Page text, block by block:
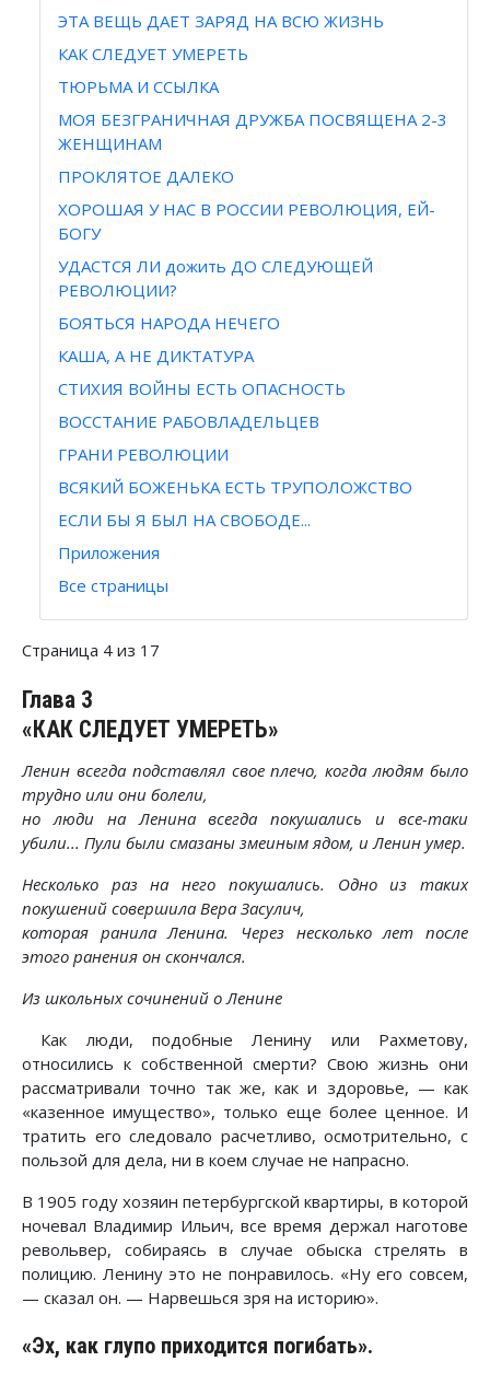
ЭТА ВЕЩЬ ДАЕТ ЗАРЯД НА ВСЮ ЖИЗНЬ
КАК СЛЕДУЕТ УМЕРЕТЬ
ТЮРЬМА И ССЫЛКА
МОЯ БЕЗГРАНИЧНАЯ ДРУЖБА ПОСВЯЩЕНА 2-3
ЖЕНЩИНАМ
ПРОКЛЯТОЕ ДАЛЕКО
ХОРОШАЯ У НАС В РОССИИ РЕВОЛЮЦИЯ, ЕЙ-
БОГУ
УДАСТСЯ ЛИ дожить ДО СЛЕДУЮЩЕЙ
РЕВОЛЮЦИИ?
БОЯТЬСЯ НАРОДА НЕЧЕГО
КАША, А НЕ ДИКТАТУРА
СТИХИЯ ВОЙНЫ ЕСТЬ ОПАСНОСТЬ
ВОССТАНИЕ РАБОВЛАДЕЛЬЦЕВ
ГРАНИ РЕВОЛЮЦИИ
ВСЯКИЙ БОЖЕНЬКА ЕСТЬ ТРУПОЛОЖСТВО
ЕСЛИ БЫ Я БЫЛ НА СВОБОДЕ...
Приложения
Все страницы
Страница 4 из 17
Глава 3
«КАК СЛЕДУЕТ УМЕРЕТЬ»
Ленин всегда подставлял свое плечо, когда людям было
трудно или они болели,
но люди на Ленина всегда покушались и все-таки
убили... Пули были смазаны змеиным ядом, и Ленин умер.
Несколько раз на него покушались. Одно из таких
покушений совершила Вера Засулич,
которая ранила Ленина. Через несколько лет после
этого ранения он скончался.
Из школьных сочинений о Ленине
Как люди, подобные Ленину или Рахметову,
относились к собственной смерти? Свою жизнь они
рассматривали точно так же, как и здоровье, — как
«казенное имущество», только еще более ценное. И
тратить его следовало расчетливо, осмотрительно, с
пользой для дела, ни в коем случае не напрасно.
В 1905 году хозяин петербургской квартиры, в которой
ночевал Владимир Ильич, все время держал наготове
револьвер, собираясь в случае обыска стрелять в
полицию. Ленину это не понравилось. «Ну его совсем,
— сказал он. — Нарвешься зря на историю».
«Эх, как глупо приходится погибать».